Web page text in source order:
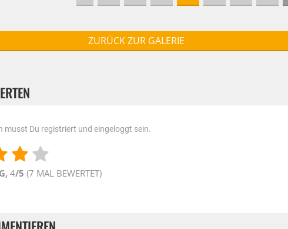
ZURÜCK ZUR GALERIE
musst Du registriert und eingeloggt sein.
4/5 (7 MAL BEWERTET)